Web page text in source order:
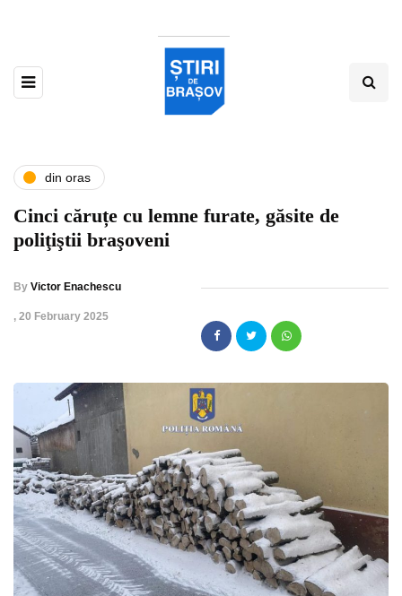
din oras
Cinci căruțe cu lemne furate, găsite de
poliţiştii braşoveni
By Victor Enachescu
, 20 February 2025